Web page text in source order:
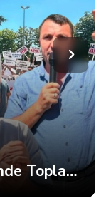
Servisçiler Büyükşehir Önünde Toplandı, Gerginlik Yaşandı